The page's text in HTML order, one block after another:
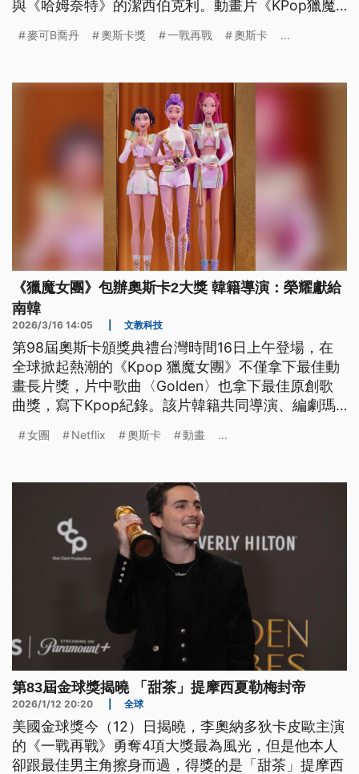
與《哈姆奈特》的潔西伯克利。動畫片《KPop獵魔
與最佳原創歌曲獎。
麥可B喬丹 奧斯卡獎 一戰再戰 奧斯卡 ...
《獵魔女團》包辦奧斯卡2大獎 韓籍導演：榮耀獻給
南韓
2026/3/16 14:05 文教科技
第98屆奧斯卡頒獎典禮台灣時間16日上午登場，在
全球掀起熱潮的《Kpop 獵魔女團》不僅拿下最佳動
畫長片獎，片中歌曲〈Golden〉也拿下最佳原創歌
曲獎，寫下Kpop紀錄。該片韓籍共同導演、編劇瑪
女團 Netflix 奧斯卡 動畫 ...
第83屆金球獎揭曉 「甜茶」提摩西夏勒梅封帝
2026/1/12 20:20 全球
美國金球獎今（12）日揭曉，李奧納多狄卡皮歐主演
的《一戰再戰》勇奪4項大獎最為風光，但是他本人
卻跟最佳男主角擦身而過，得獎的是「甜茶」提摩西